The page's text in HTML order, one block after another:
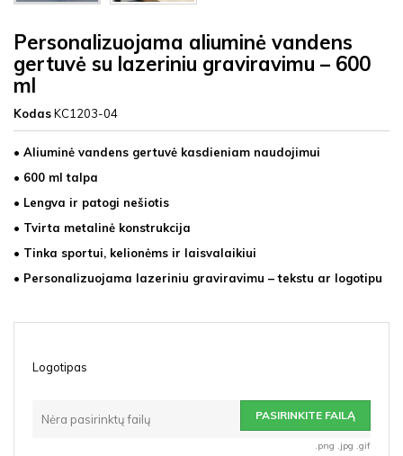
Personalizuojama aliuminė vandens
gertuvė su lazeriniu graviravimu – 600
ml
KodasKC1203-04
• Aliuminė vandens gertuvė kasdieniam naudojimui
• 600 ml talpa
• Lengva ir patogi nešiotis
• Tvirta metalinė konstrukcija
• Tinka sportui, kelionėms ir laisvalaikiui
• Personalizuojama lazeriniu graviravimu – tekstu ar logotipu
Logotipas
Nėra pasirinktų failų PASIRINKITE FAILĄ
.png .jpg .gif